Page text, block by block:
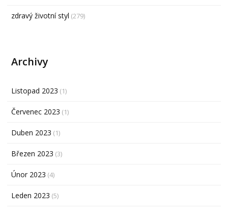
zdravý životní styl (279)
Archivy
Listopad 2023 (1)
Červenec 2023 (1)
Duben 2023 (1)
Březen 2023 (3)
Únor 2023 (4)
Leden 2023 (5)